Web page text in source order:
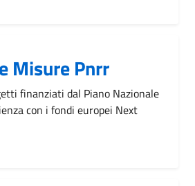
Misure Pnrr
finanziati dal Piano Nazionale
con i fondi europei Next